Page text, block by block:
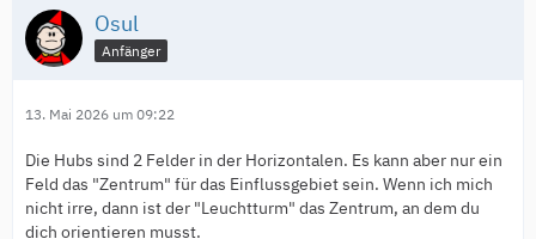
Osul
Anfänger
13. Mai 2026 um 09:22
Die Hubs sind 2 Felder in der Horizontalen. Es kann aber nur ein
Feld das "Zentrum" für das Einflussgebiet sein. Wenn ich mich
nicht irre, dann ist der "Leuchtturm" das Zentrum, an dem du
dich orientieren musst.